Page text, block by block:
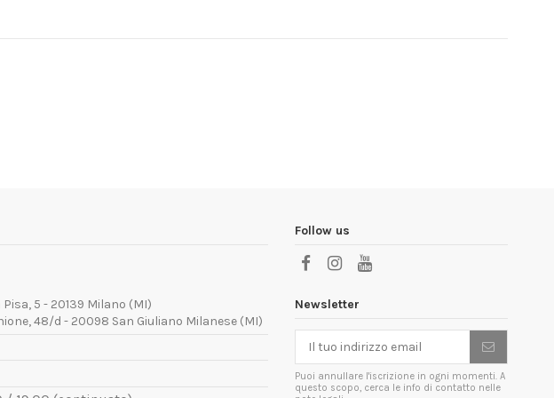
5 - 20139 Milano (MI)
48/d - 20098 San Giuliano Milanese (MI)
Follow us
Newsletter
Puoi annullare l'iscrizione in ogni momenti. A
questo scopo, cerca le info di contatto nelle